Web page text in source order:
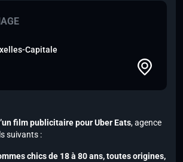
Capitale
film publicitaire pourUber Eats, agence
suivants :
chics de 18 à 80 ans, toutes origines,